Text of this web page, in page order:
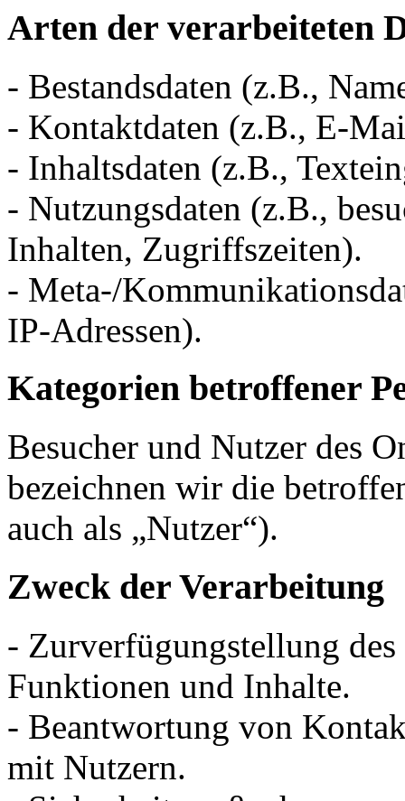
Arten der verarbeiteten
- Bestandsdaten (z.B.,
- Kontaktdaten (z.B., E-
- Inhaltsdaten (z.B.,
- Nutzungsdaten (z.B.,
Inhalten, Zugriffszeiten).
- Meta-/
IP-Adressen).
Kategorien betroffener
Besucher und Nutzer des
bezeichnen wir die
auch als „Nutzer“).
Zweck der Verarbeitung
- Zurverfügungstellung
Funktionen und Inhalte.
- Beantwortung von
mit Nutzern.